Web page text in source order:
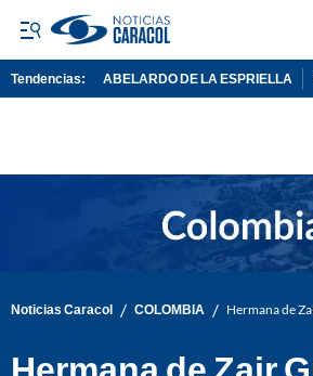
Tendencias: ABELARDO DE LA ESPRIELLA
Noticias Caracol / COLOMBIA / Hermana de
Hermana de Zair